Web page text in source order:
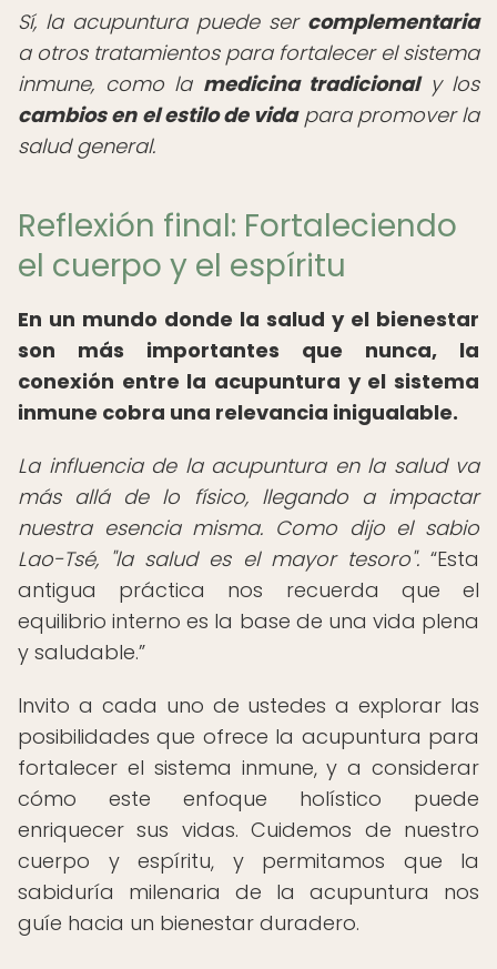
Sí, la acupuntura puede ser complementaria
a otros tratamientos para fortalecer el sistema
inmune, como la medicina tradicionaly los
cambios en el estilo de vidapara promover la
salud general.
Reflexión final: Fortaleciendo
el cuerpo y el espíritu
En un mundo donde la salud y el bienestar
son más importantes que nunca, la
conexión entre la acupuntura y el sistema
inmune cobra una relevancia inigualable.
La influencia de la acupuntura en la salud va
más allá de lo físico, llegando a impactar
nuestra esencia misma. Como dijo el sabio
Lao-Tsé, "la salud es el mayor tesoro".
Esta
antigua práctica nos recuerda que el
equilibrio interno es la base de una vida plena
y saludable.
Invito a cada uno de ustedes a explorar las
posibilidades que ofrece la acupuntura para
fortalecer el sistema inmune, y a considerar
cómo este enfoque holístico puede
enriquecer sus vidas. Cuidemos de nuestro
cuerpo y espíritu, y permitamos que la
sabiduría milenaria de la acupuntura nos
guíe hacia un bienestar duradero.